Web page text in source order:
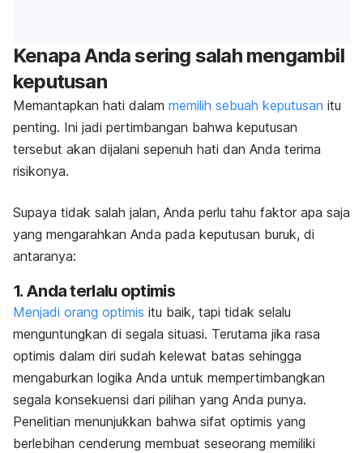
Kenapa Anda sering salah mengambil
keputusan
Memantapkan hati dalam memilih sebuah keputusan itu
penting. Ini jadi pertimbangan bahwa keputusan
tersebut akan dijalani sepenuh hati dan Anda terima
risikonya.
Supaya tidak salah jalan, Anda perlu tahu faktor apa saja
yang mengarahkan Anda pada keputusan buruk, di
antaranya:
1. Anda terlalu optimis
Menjadi orang optimis itu baik, tapi tidak selalu
menguntungkan di segala situasi. Terutama jika rasa
optimis dalam diri sudah kelewat batas sehingga
mengaburkan logika Anda untuk mempertimbangkan
segala konsekuensi dari pilihan yang Anda punya.
Penelitian menunjukkan bahwa sifat optimis yang
berlebihan cenderung membuat seseorang memiliki